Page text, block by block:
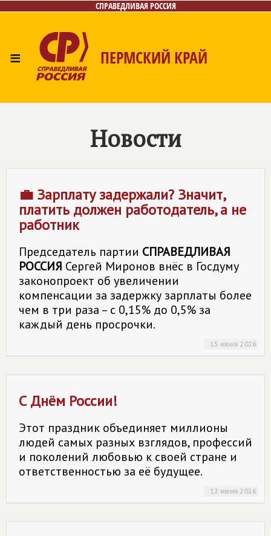
СПРАВЕДЛИВАЯ РОССИЯ
≡ ПЕРМСКИЙ КРАЙ
ДайджестНовости
💼 Зарплату задержали? Значит,
платить должен работодатель, а не
работник
Председатель партии СПРАВЕДЛИВАЯ
РОССИЯ Сергей Миронов внёс в Госдуму
законопроект об увеличении
компенсации за задержку зарплаты более
чем в три раза – с 0,15% до 0,5% за
каждый день просрочки.
15 июня 2026
С Днём России!
Этот праздник объединяет миллионы
людей самых разных взглядов, профессий
и поколений любовью к своей стране и
ответственностью за её будущее.
12 июня 2026